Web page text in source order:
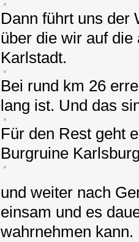
Dann führt uns der
über die wir auf
Karlstadt.
Bei rund km 26
lang ist. Und das
Für den Rest geht
Burgruine
und weiter nach
einsam und es
wahrnehmen